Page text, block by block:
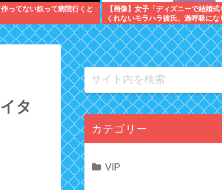
ってない奴って病院行くと
【画像】女子「ディズニーで結婚
くれないモラハラ彼氏。過呼吸に
が止まらない」
タ
カテゴリー
VIP